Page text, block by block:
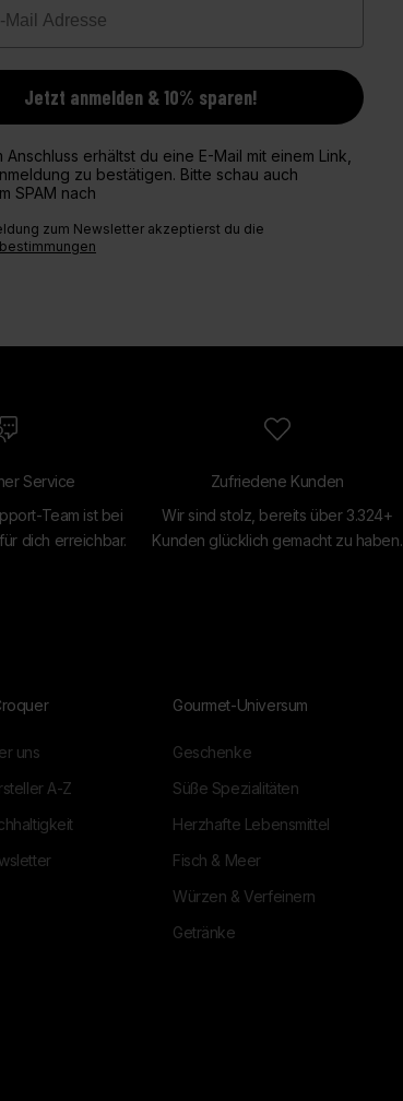
Jetzt anmelden & 10% sparen!
Anschluss erhältst du eine E-Mail mit einem Link,
zu bestätigen. Bitte schau auch
SPAM nach
zum Newsletter akzeptierst du die
Service
Team ist bei
dich erreichbar.
Zufriedene Kunden
Wir sind stolz, bereits über 3.324+
Kunden glücklich gemacht zu haben.
uns
A-Z
Gourmet-Universum
Geschenke
Süße Spezialitäten
Herzhafte Lebensmittel
Fisch & Meer
Würzen & Verfeinern
Getränke